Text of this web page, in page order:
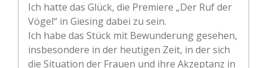
Ich hatte das Glück, die Premiere „Der Ruf der
Vögel“ in Giesing dabei zu sein.
Ich habe das Stück mit Bewunderung gesehen,
insbesondere in der heutigen Zeit, in der sich
die Situation der Frauen und ihre Akzeptanz in